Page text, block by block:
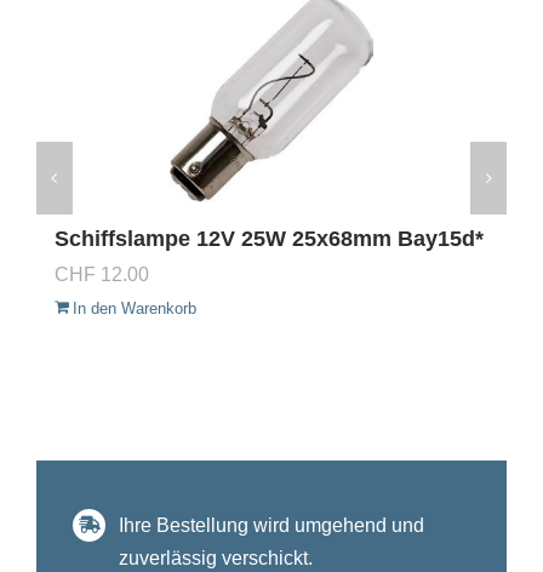
Schiffslampe 12V 25W 25x68mm Bay15d*
CHF 12.00
In den Warenkorb
Ihre Bestellung wird umgehend und
zuverlässig verschickt.